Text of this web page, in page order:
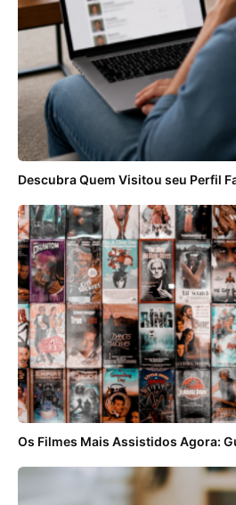
Descubra Quem Visitou seu Perfil
Os Filmes Mais Assistidos Agora: